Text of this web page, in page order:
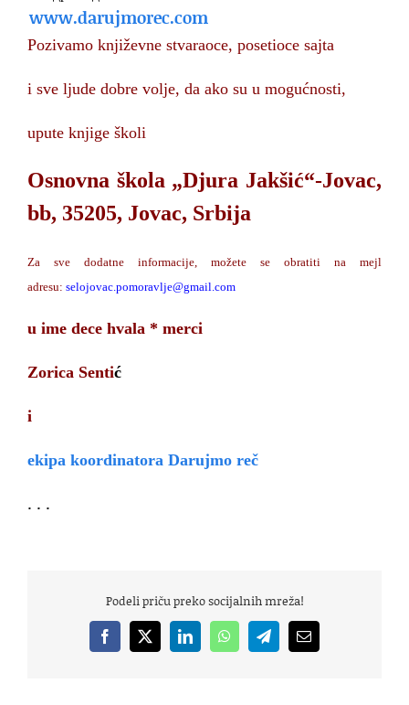
www.darujmorec.com
Pozivamo književne stvaraoce, posetioce sajta
i sve ljude dobre volje, da ako su u mogućnosti,
upute knjige školi
Osnovna škola „Djura Jakšić“-Jovac,
bb, 35205, Jovac, Srbija
Za sve dodatne informacije, možete se obratiti na mejl
adresu: selojovac.pomoravlje@gmail.com
u ime dece hvala * merci
Zorica Sentić
i
ekipa koordinatora Darujmo reč
. . .
Podeli priču preko socijalnih mreža!
Facebook
X LinkedInWhatsAppTelegramEmail